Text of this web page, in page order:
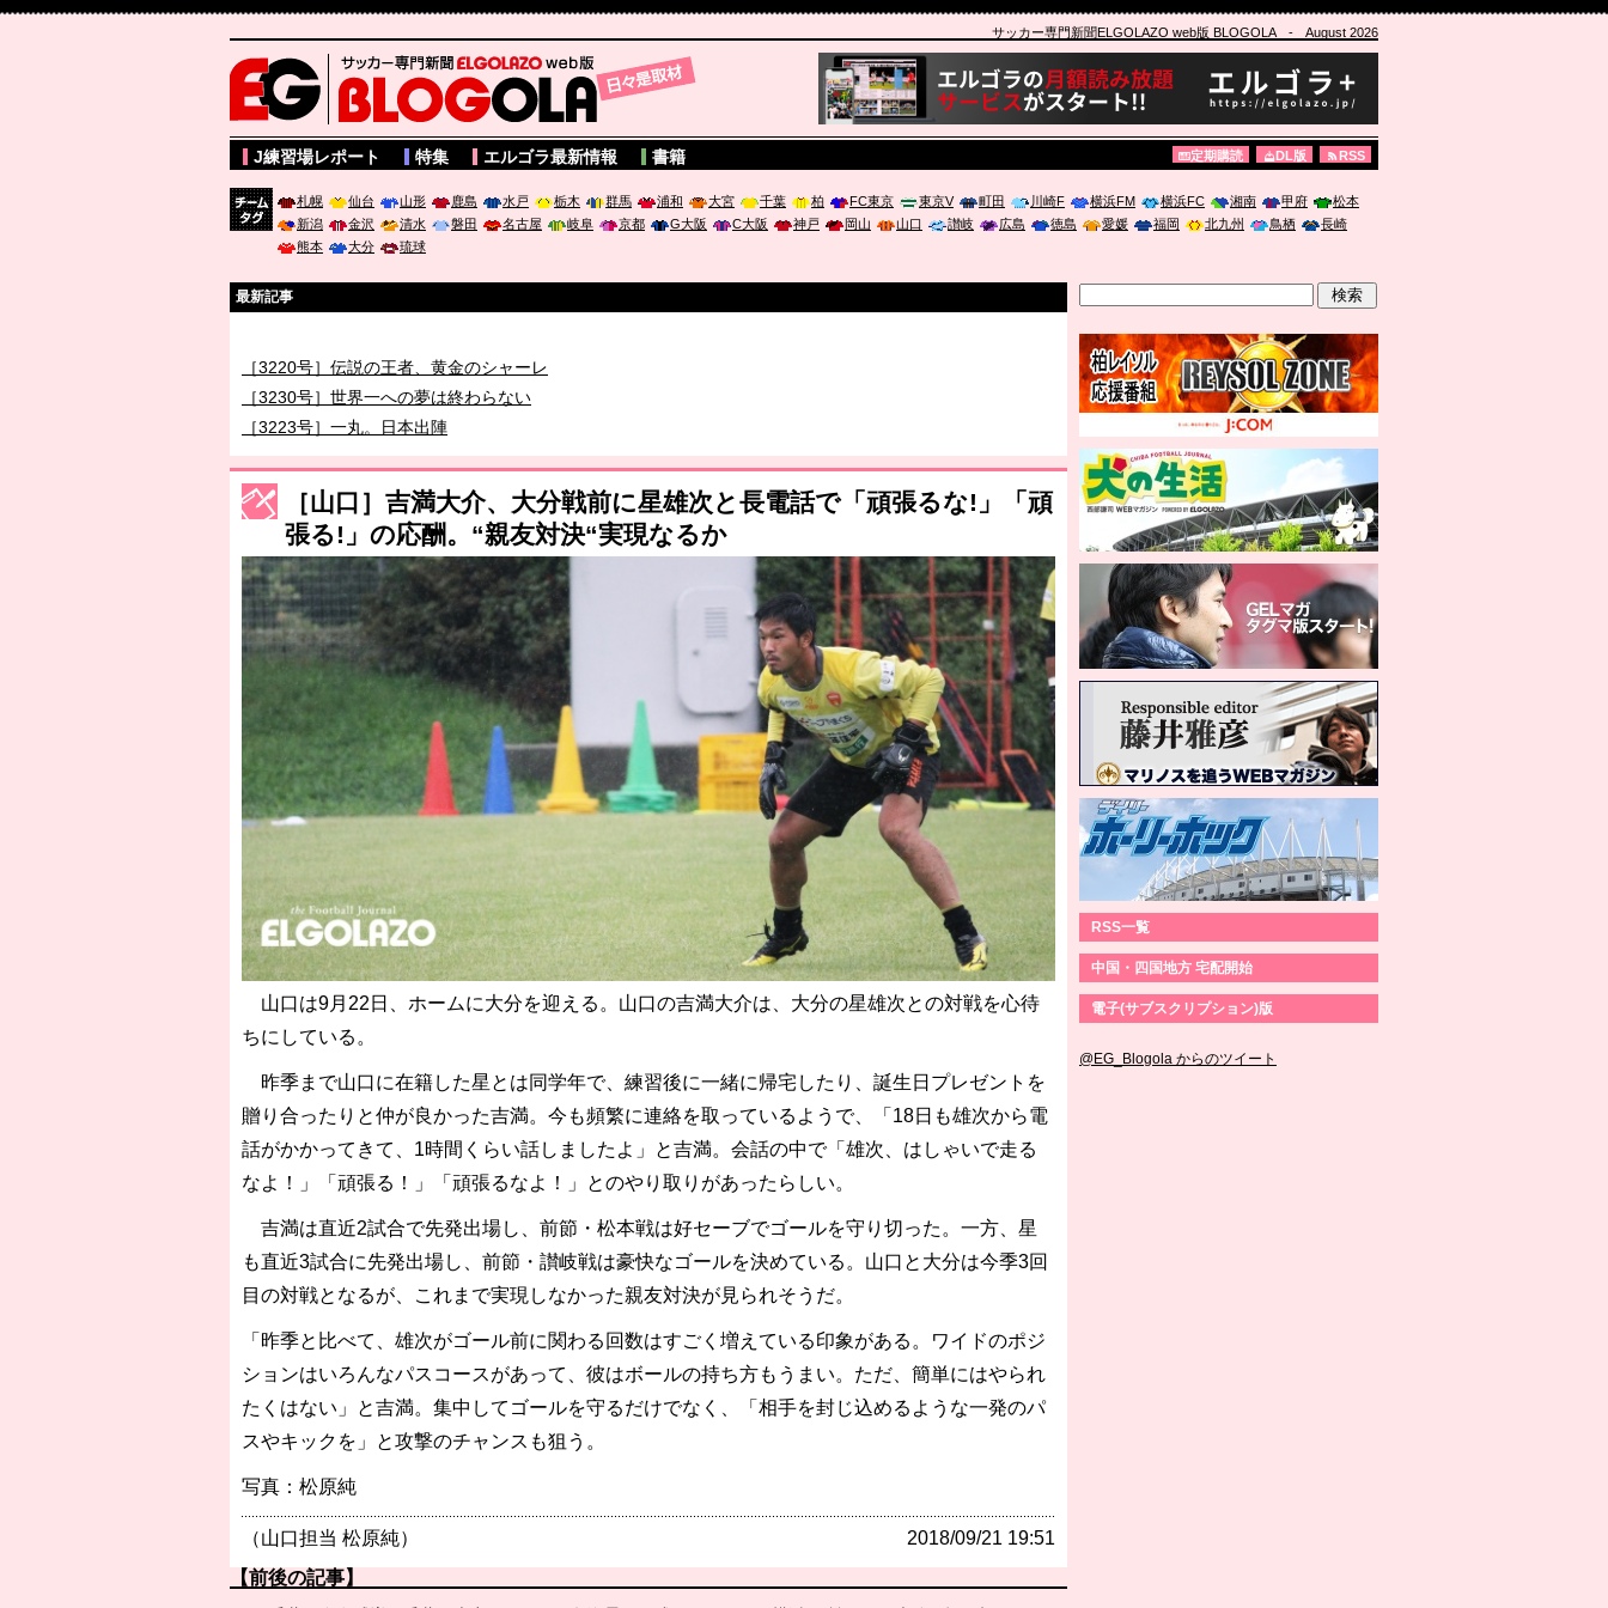
サッカー専門新聞ELGOLAZO web版 BLOGOLA- August 2026
サッカー専門新聞ELGOLAZO web版 BLOGOLA
J練習場レポート 特集 エルゴラ最新情報 書籍 定期購読 DL版 RSS
札幌 仙台 山形 鹿島 水戸 栃木 群馬 浦和 大宮 千葉 柏 FC東京 東京V 町田 川崎F 横浜FM 横浜FC 湘南 甲府
松本
新潟
金沢 清水 磐田 名古屋 岐阜 京都 G大阪 C大阪 神戸 岡山 山口 讃岐 広島 徳島 愛媛 福岡 北九州 鳥栖
長崎
熊本
大分 琉球
最新記事
［3220号］伝説の王者、黄金のシャーレ
［3230号］世界一への夢は終わらない
［3223号］一丸。日本出陣
［3222号］史上最大のW杯開幕 注目は「個」
長谷川 アーリアジャスールさんがシンポジウム「気候変動から命を守る ～エネルギー危機時代の猛暑対策～」に登壇
［山口］吉満大介、大分戦前に星雄次と長電話で「頑張るな!」「頑
張る!」の応酬。“親友対決“実現なるか
山口は9月22日、ホームに大分を迎える。山口の吉満大介は、大分の星雄次との対戦を心待
ちにしている。
昨季まで山口に在籍した星とは同学年で、練習後に一緒に帰宅したり、誕生日プレゼントを
贈り合ったりと仲が良かった吉満。今も頻繁に連絡を取っているようで、「18日も雄次から電
話がかかってきて、1時間くらい話しましたよ」と吉満。会話の中で「雄次、はしゃいで走る
なよ！」「頑張る！」「頑張るなよ！」とのやり取りがあったらしい。
吉満は直近2試合で先発出場し、前節・松本戦は好セーブでゴールを守り切った。一方、星
も直近3試合に先発出場し、前節・讃岐戦は豪快なゴールを決めている。山口と大分は今季3回
目の対戦となるが、これまで実現しなかった親友対決が見られそうだ。
「昨季と比べて、雄次がゴール前に関わる回数はすごく増えている印象がある。ワイドのポジ
ションはいろんなパスコースがあって、彼はボールの持ち方もうまい。ただ、簡単にはやられ
たくはない」と吉満。集中してゴールを守るだけでなく、「相手を封じ込めるような一発のパ
スやキックを」と攻撃のチャンスも狙う。
写真：松原純
（山口担当 松原純） 2018/09/21 19:51
【前後の記事】
RSS一覧
中国・四国地方 宅配開始
電子(サブスクリプション)版
@EG_Blogola からのツイート